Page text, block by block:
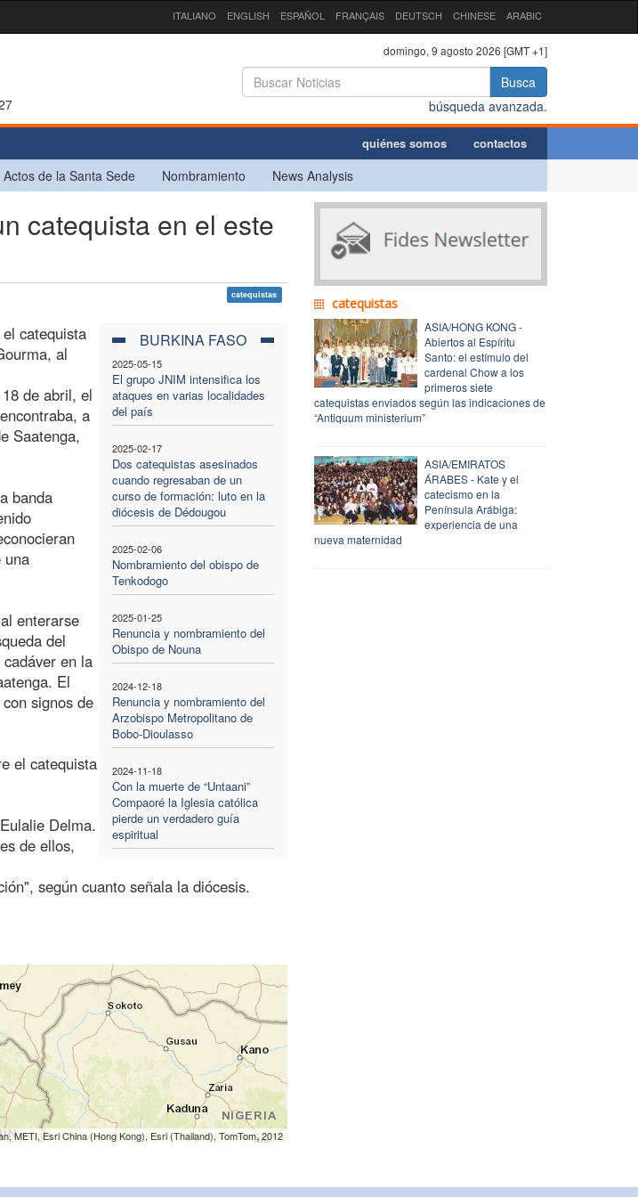
ITALIANO ENGLISH ESPAÑOL FRANÇAIS DEUTSCH CHINESE ARABIC
domingo, 9 agosto 2026 [GMT +1]
Busca
búsqueda avanzada.
quiénes somos contactos
Actos de la Santa Sede Nombramiento News Analysis
catequista en el este
catequistas
BURKINA FASO
2025-05-15
El grupo JNIM intensifica los
ataques en varias localidades
del país
2025-02-17
Dos catequistas asesinados
cuando regresaban de un
curso de formación: luto en la
diócesis de Dédougou
2025-02-06
Nombramiento del obispo de
Tenkodogo
2025-01-25
Renuncia y nombramiento del
Obispo de Nouna
2024-12-18
Renuncia y nombramiento del
Arzobispo Metropolitano de
Bobo-Dioulasso
2024-11-18
Con la muerte de “Untaani”
Compaoré la Iglesia católica
pierde un verdadero guía
espiritual
catequista
al
de abril, el
a
Saatenga,
banda
una
enterarse
del
en la
El
signos de
el catequista
Delma.
de ellos,
según cuanto señala la diócesis.
METI, Esri China (Hong Kong), Esri (Thailand), TomTom, 2012
catequistas
ASIA/HONG KONG -
Abiertos al Espíritu
Santo: el estímulo del
cardenal Chow a los
primeros siete
catequistas enviados según las indicaciones de
“Antiquum ministerium”
ASIA/EMIRATOS
ÁRABES - Kate y el
catecismo en la
Península Arábiga:
experiencia de una
nueva maternidad